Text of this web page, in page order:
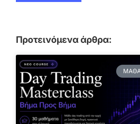
Προτεινόμενα άρθρα: